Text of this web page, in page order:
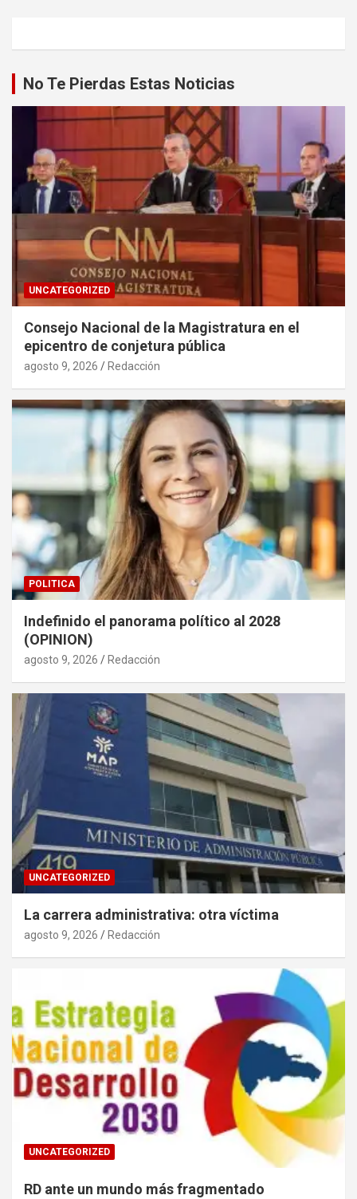
No Te Pierdas Estas Noticias
UNCATEGORIZED
Consejo Nacional de la Magistratura en el
epicentro de conjetura pública
agosto 9, 2026 Redacción
POLITICA
Indefinido el panorama político al 2028
(OPINION)
agosto 9, 2026 Redacción
UNCATEGORIZED
La carrera administrativa: otra víctima
agosto 9, 2026 Redacción
UNCATEGORIZED
RD ante un mundo más fragmentado